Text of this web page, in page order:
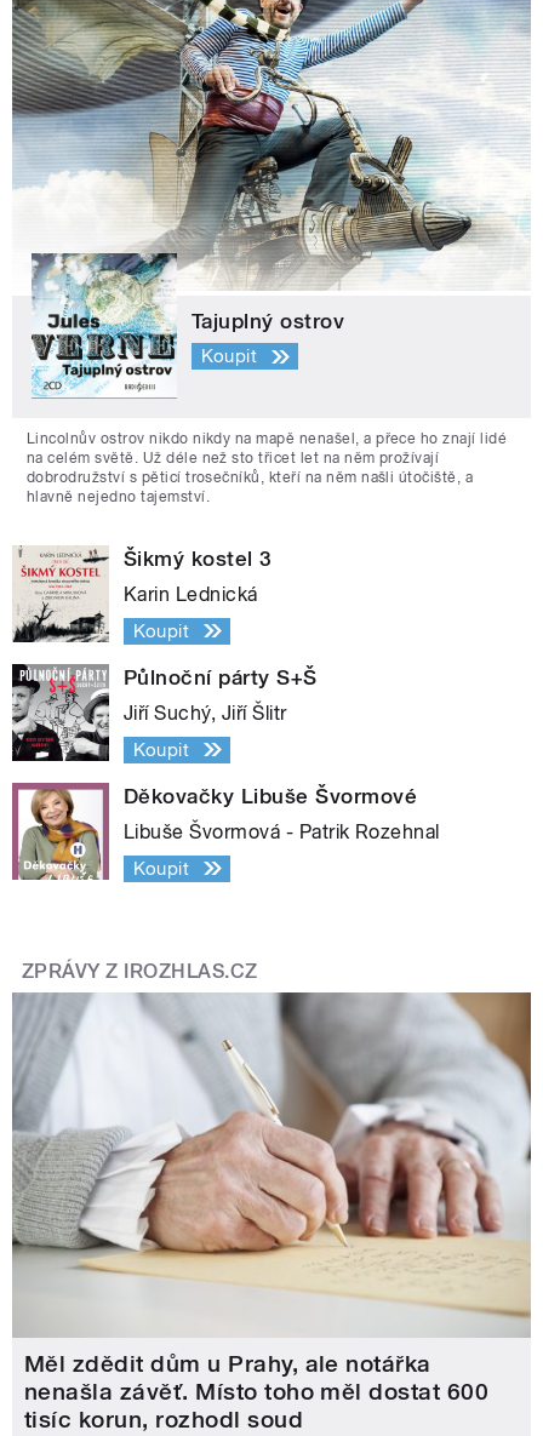
Tajuplný ostrov
Koupit
Lincolnův ostrov nikdo nikdy na mapě nenašel, a přece ho znají lidé
na celém světě. Už déle než sto třicet let na něm prožívají
dobrodružství s pěticí trosečníků, kteří na něm našli útočiště, a
hlavně nejedno tajemství.
Šikmý kostel 3
Karin Lednická
Koupit
Půlnoční párty S+Š
Jiří Suchý, Jiří Šlitr
Koupit
Děkovačky Libuše Švormové
Libuše Švormová - Patrik Rozehnal
Koupit
ZPRÁVY Z IROZHLAS.CZ
Měl zdědit dům u Prahy, ale notářka
nenašla závěť. Místo toho měl dostat 600
tisíc korun, rozhodl soud